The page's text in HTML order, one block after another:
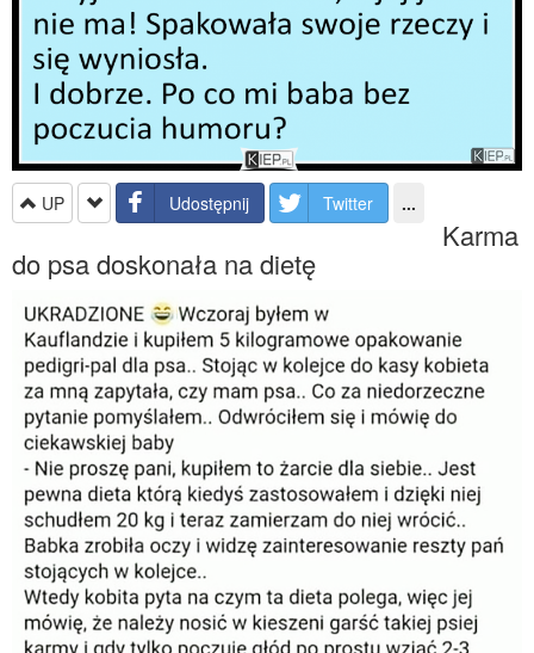
UP Udostępnij Twitter ...
Karma
do psa doskonała na dietę